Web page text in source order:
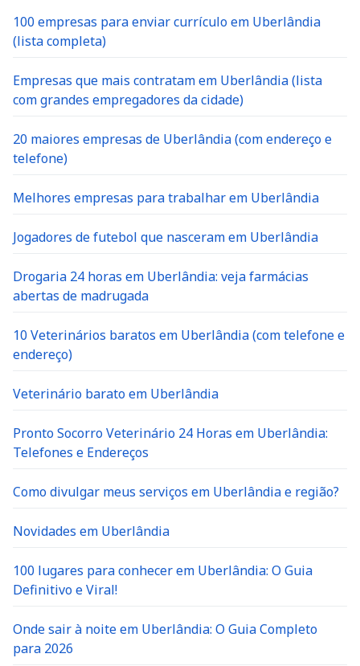
100 empresas para enviar currículo em Uberlândia
(lista completa)
Empresas que mais contratam em Uberlândia (lista
com grandes empregadores da cidade)
20 maiores empresas de Uberlândia (com endereço e
telefone)
Melhores empresas para trabalhar em Uberlândia
Jogadores de futebol que nasceram em Uberlândia
Drogaria 24 horas em Uberlândia: veja farmácias
abertas de madrugada
10 Veterinários baratos em Uberlândia (com telefone e
endereço)
Veterinário barato em Uberlândia
Pronto Socorro Veterinário 24 Horas em Uberlândia:
Telefones e Endereços
Como divulgar meus serviços em Uberlândia e região?
Novidades em Uberlândia
100 lugares para conhecer em Uberlândia: O Guia
Definitivo e Viral!
Onde sair à noite em Uberlândia: O Guia Completo
para 2026